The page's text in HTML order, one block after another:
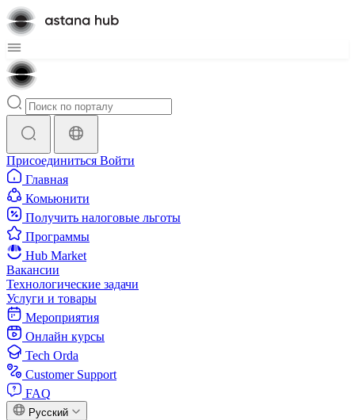
Присоединиться Войти
Главная
Комьюнити
Получить налоговые льготы
Программы
Hub Market
Вакансии
Технологические задачи
Услуги и товары
Мероприятия
Онлайн курсы
Tech Orda
Customer Support
FAQ
Русский